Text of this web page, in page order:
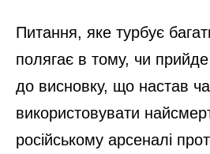
Питання, яке турбує
полягає в тому, чи
до висновку, що настав
використовувати
російському арсеналі